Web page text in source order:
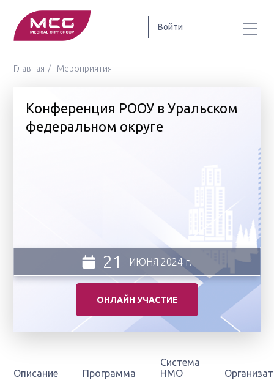
Войти
Главная Мероприятия
Конференция РООУ в Уральском
федеральном округе
ОНЛАЙН УЧАСТИЕ
21 ИЮНЯ 2024 г.
Описание Программа
Система
НМО